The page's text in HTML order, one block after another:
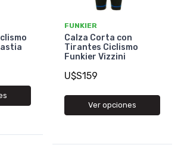
FUNKIER
Calza Corta con
Tirantes Ciclismo
Funkier Vizzini
U$S159
Ver opciones